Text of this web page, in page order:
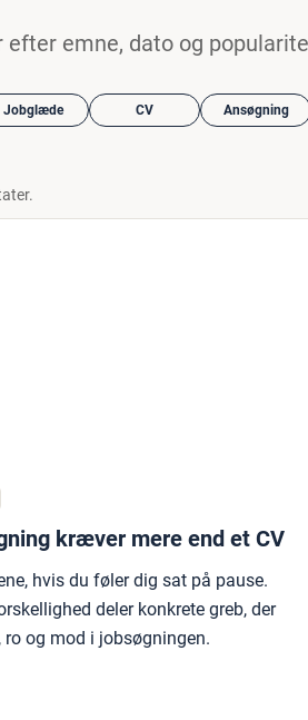
efter emne, dato og
Jobglæde CV Ansøgning
kræver mere end et CV
hvis du føler dig sat på pause.
deler konkrete greb, der
ro og mod i jobsøgningen.